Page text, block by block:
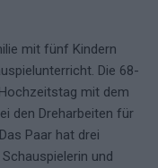
mit fünf Kindern
Die 68-
mit dem
den Dreharbeiten für
Paar hat drei
und